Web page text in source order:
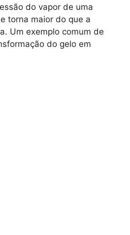
do vapor de uma
torna maior do que a
Um exemplo comum de
do gelo em